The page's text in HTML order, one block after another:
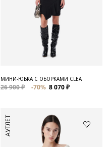
МИНИ-ЮБКА С ОБОРКАМИ CLEA
26 900 ₽ -70% 8 070 ₽
АУТЛЕТ